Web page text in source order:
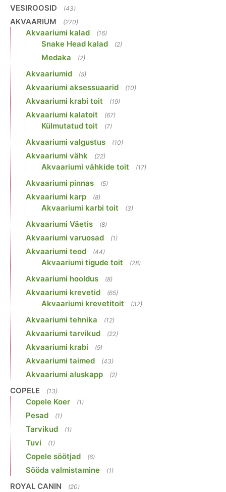
VESIROOSID (43)
AKVAARIUM (270)
Akvaariumi kalad (16)
Snake Head kalad (2)
Medaka (2)
Akvaariumid (5)
Akvaariumi aksessuaarid (10)
Akvaariumi krabi toit (19)
Akvaariumi kalatoit (67)
Külmutatud toit (7)
Akvaariumi valgustus (10)
Akvaariumi vähk (22)
Akvaariumi vähkide toit (17)
Akvaariumi pinnas (5)
Akvaariumi karp (8)
Akvaariumi karbi toit (3)
Akvaariumi Väetis (8)
Akvaariumi varuosad (1)
Akvaariumi teod (44)
Akvaariumi tigude toit (28)
Akvaariumi hooldus (8)
Akvaariumi krevetid (65)
Akvaariumi krevetitoit (32)
Akvaariumi tehnika (12)
Akvaariumi tarvikud (22)
Akvaariumi krabi (9)
Akvaariumi taimed (43)
Akvaariumi aluskapp (2)
COPELE (13)
Copele Koer (1)
Pesad (1)
Tarvikud (1)
Tuvi (1)
Copele söötjad (6)
Sööda valmistamine (1)
ROYAL CANIN (20)